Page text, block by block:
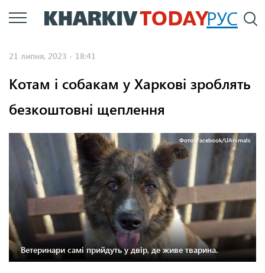
Перейти
до
РУС
21 липня, 2023 - 18:41
Котам і собакам у Харкові зроблять
безкоштовні щеплення
Фото: Facebook/UAnimals
Ветеринари самі прийдуть у двір, де живе тварина.